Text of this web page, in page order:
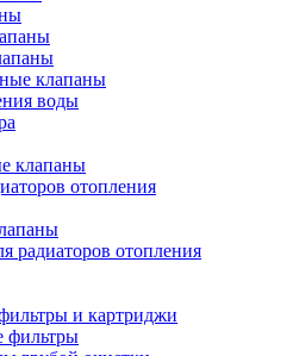
клапаны
воды
клапаны
отопления
радиаторов отопления
и картриджи
фильтры